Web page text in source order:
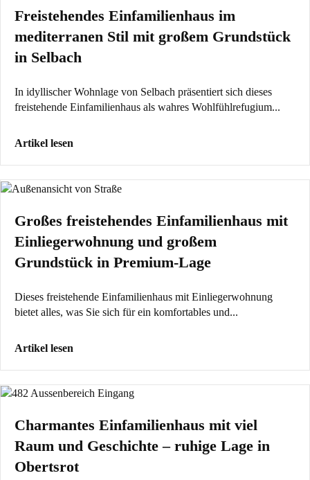
Freistehendes Einfamilienhaus im
mediterranen Stil mit großem Grundstück
in Selbach
In idyllischer Wohnlage von Selbach präsentiert sich dieses
freistehende Einfamilienhaus als wahres Wohlfühlrefugium...
Artikel lesen
Großes freistehendes Einfamilienhaus mit
Einliegerwohnung und großem
Grundstück in Premium-Lage
Dieses freistehende Einfamilienhaus mit Einliegerwohnung
bietet alles, was Sie sich für ein komfortables und...
Artikel lesen
Charmantes Einfamilienhaus mit viel
Raum und Geschichte – ruhige Lage in
Obertsrot